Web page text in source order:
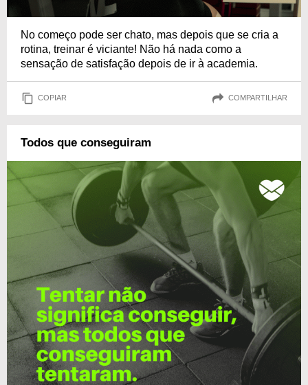
No começo pode ser chato, mas depois que se cria a
rotina, treinar é viciante! Não há nada como a
sensação de satisfação depois de ir à academia.
COPIAR COMPARTILHAR
Todos que conseguiram